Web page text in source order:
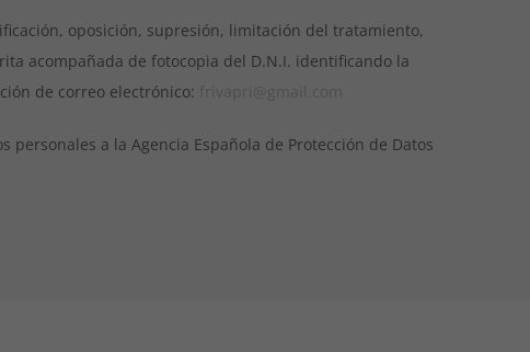
oposición, supresión, limitación del tratamiento,
acompañada de fotocopia del D.N.I. identificando la
de correo electrónico:
a la Agencia Española de Protección de Datos